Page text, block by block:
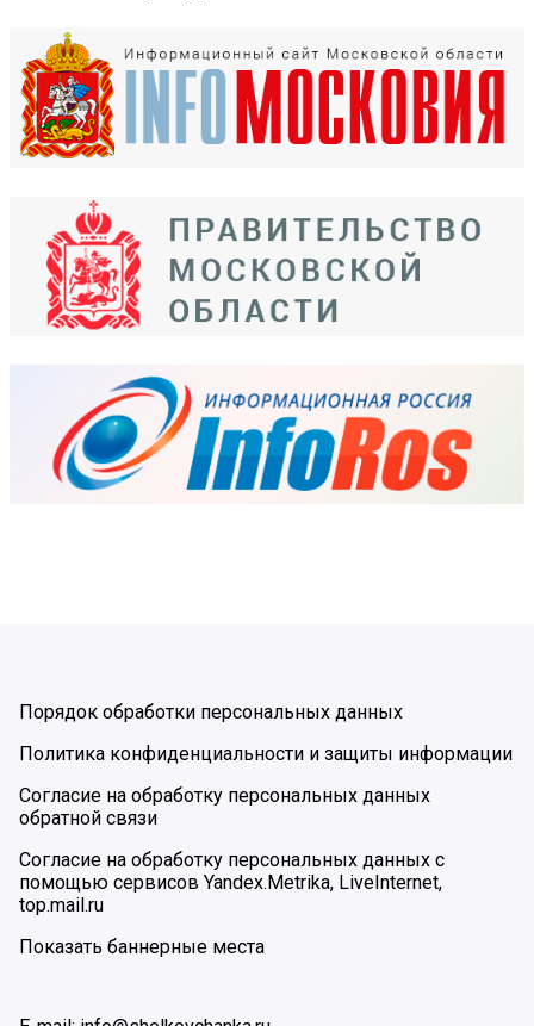
Порядок обработки персональных данных
Политика конфиденциальности и защиты информации
Согласие на обработку персональных данных
обратной связи
Согласие на обработку персональных данных с
помощью сервисов Yandex.Metrika, LiveInternet,
top.mail.ru
Показать баннерные места